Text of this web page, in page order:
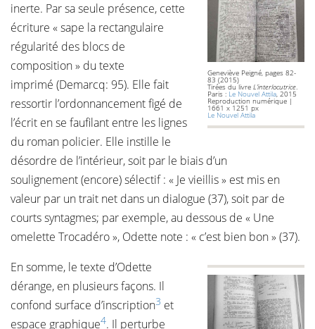
Geneviève Peigné, pages 82-
83 (2015)
Tirées du livreL’interlocutrice.
Paris : Le Nouvel Attila, 2015
Reproduction numérique |
1661 x 1251 px
Le Nouvel Attila
inerte. Par sa seule présence, cette
écriture « sape la rectangulaire
régularité des blocs de
composition » du texte
imprimé (Demarcq: 95). Elle fait
ressortir l’ordonnancement figé de
l’écrit en se faufilant entre les lignes
du roman policier. Elle instille le
désordre de l’intérieur, soit par le biais d’un
soulignement (encore) sélectif : « Je vieillis » est mis en
valeur par un trait net dans un dialogue (37), soit par de
courts syntagmes; par exemple, au dessous de « Une
omelette Trocadéro », Odette note : « c’est bien bon » (37).
En somme, le texte d’Odette
dérange, en plusieurs façons. Il
confond surface d’inscription3 et
espace graphique4. Il perturbe